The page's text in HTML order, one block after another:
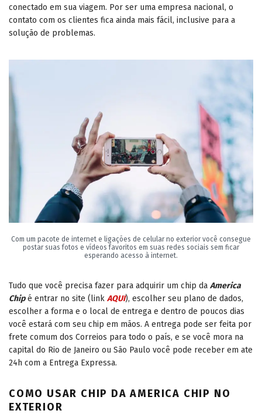
conectado em sua viagem. Por ser uma empresa nacional, o
contato com os clientes fica ainda mais fácil, inclusive para a
solução de problemas.
Com um pacote de internet e ligações de celular no exterior você consegue
postar suas fotos e vídeos favoritos em suas redes sociais sem ficar
esperando acesso à internet.
Tudo que você precisa fazer para adquirir um chip da America
Chipé entrar no site (link AQUI), escolher seu plano de dados,
escolher a forma e o local de entrega e dentro de poucos dias
você estará com seu chip em mãos. A entrega pode ser feita por
frete comum dos Correios para todo o país, e se você mora na
capital do Rio de Janeiro ou São Paulo você pode receber em ate
24h com a Entrega Expressa.
COMO USAR CHIP DA AMERICA CHIP NO
EXTERIOR